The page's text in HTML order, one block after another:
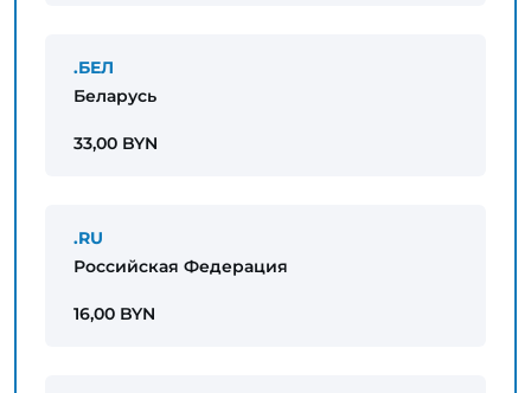
.БЕЛ
Беларусь
33,00 BYN
.RU
Российская Федерация
16,00 BYN